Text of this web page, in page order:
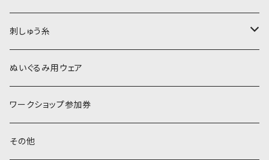
刺しゅう糸
COSMO 25番刺しゅう糸
ぬいぐるみ用ウェア
ワークショップ参加券
その他